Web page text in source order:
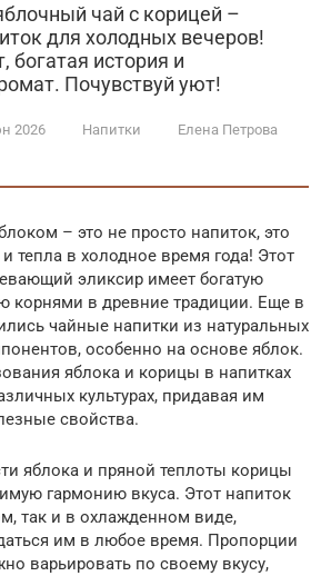
чай с корицей –
для холодных вечеров!
богатая история и
Почувствуй уют!
2026 Напитки Елена Петрова
– это не просто напиток, это
тепла в холодное время года! Этот
эликсир имеет богатую
корнями в древние традиции. Еще в
чайные напитки из натуральных
особенно на основе яблок.
яблока и корицы в напитках
культурах, придавая им
свойства.
яблока и пряной теплоты корицы
гармонию вкуса. Этот напиток
так и в охлажденном виде,
им в любое время. Пропорции
варьировать по своему вкусу,